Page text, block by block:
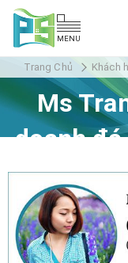
MENU
Trang Chủ Khách
Ms
doanh
phẩm